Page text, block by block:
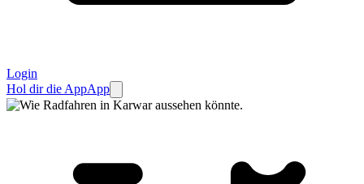
Login
Hol dir die AppApp